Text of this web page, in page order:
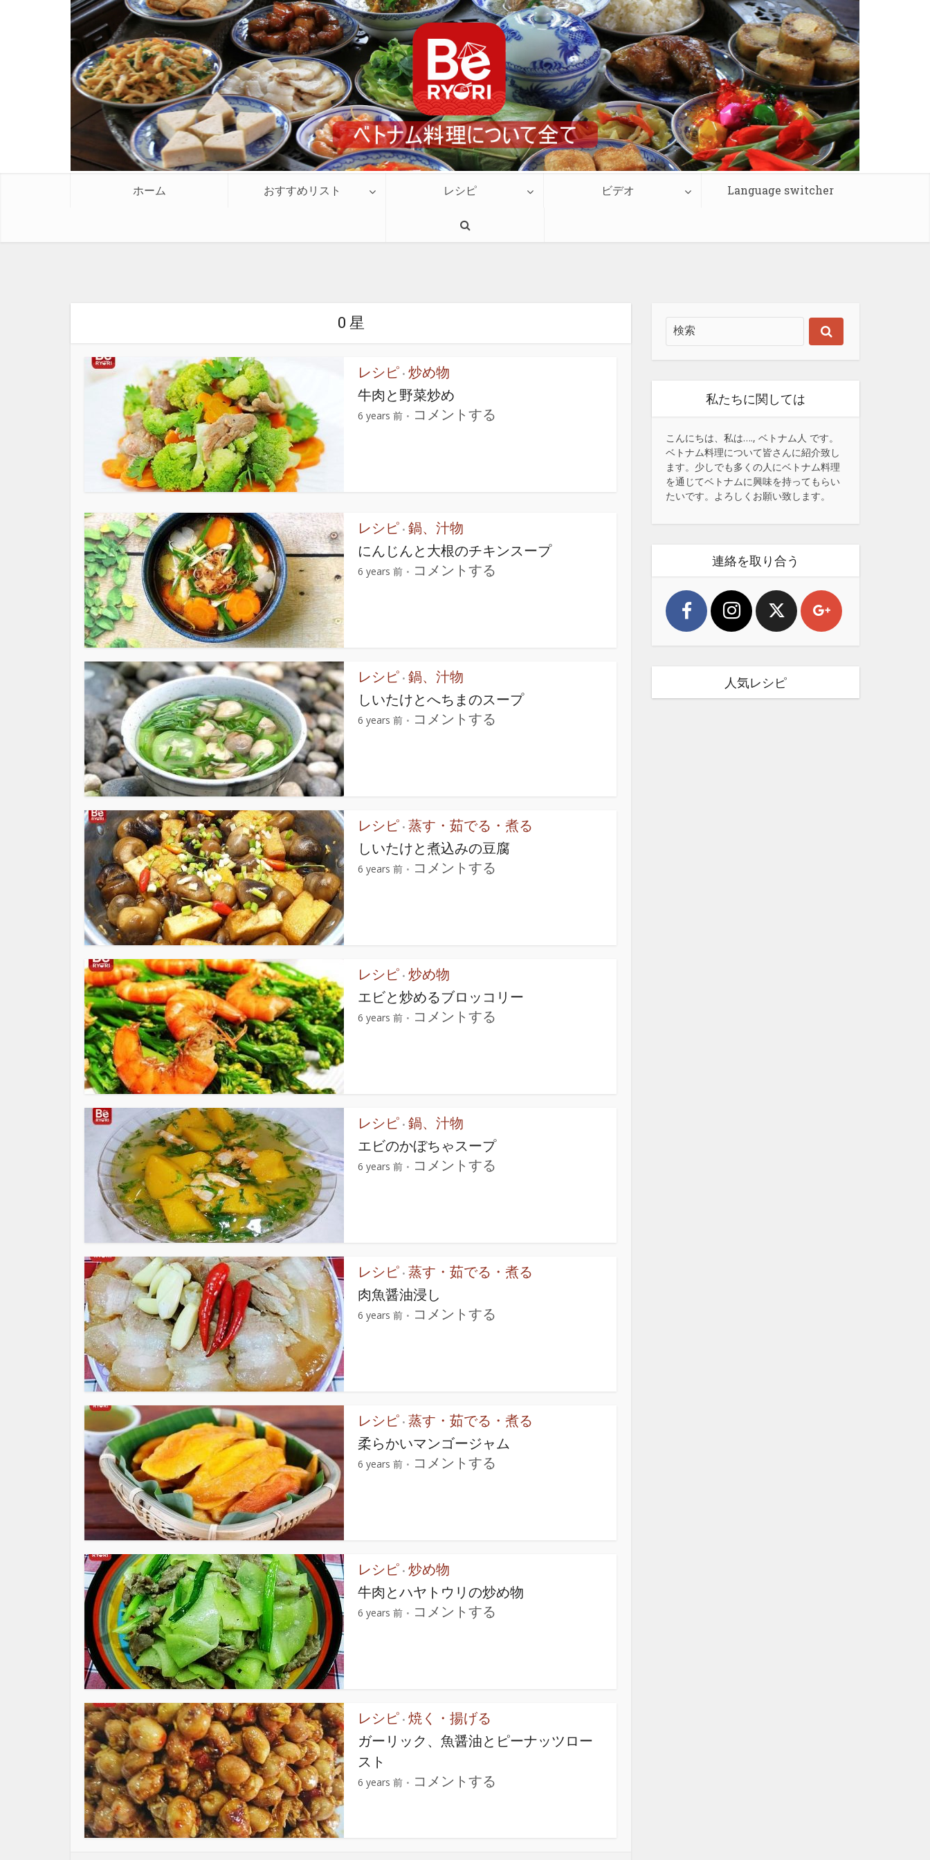
ホーム おすすめリスト レシピ ビデオ Language switcher
0 星
レシピ • 炒め物
牛肉と野菜炒め
6 years 前 コメントする
レシピ • 鍋、汁物
にんじんと大根のチキンスープ
6 years 前 コメントする
レシピ • 鍋、汁物
しいたけとへちまのスープ
6 years 前 コメントする
レシピ • 蒸す・茹でる・煮る
しいたけと煮込みの豆腐
6 years 前 コメントする
レシピ • 炒め物
エビと炒めるブロッコリー
6 years 前 コメントする
レシピ • 鍋、汁物
エビのかぼちゃスープ
6 years 前 コメントする
レシピ • 蒸す・茹でる・煮る
肉魚醤油浸し
6 years 前 コメントする
レシピ • 蒸す・茹でる・煮る
柔らかいマンゴージャム
6 years 前 コメントする
レシピ • 炒め物
牛肉とハヤトウリの炒め物
6 years 前 コメントする
レシピ • 焼く・揚げる
ガーリック、魚醤油とピーナッツロー
スト
6 years 前 コメントする
私たちに関しては
こんにちは、私は…., ベトナム人 です。
ベトナム料理について皆さんに紹介致し
ます。少しでも多くの人にベトナム料理
を通じてベトナムに興味を持ってもらい
たいです。よろしくお願い致します。
連絡を取り合う
人気レシピ